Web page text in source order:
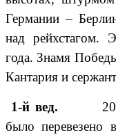
Германии –
над рейхстагом.
года. Знамя
Кантария и
1-й вед. 20
было перевезено